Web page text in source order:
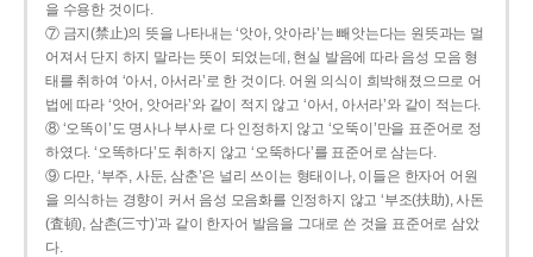
을 수용한 것이다.
⑦ 금지(禁止)의 뜻을 나타내는 ‘앗아, 앗아라’는 빼앗는다는 원뜻과는 멀
어져서 단지 하지 말라는 뜻이 되었는데, 현실 발음에 따라 음성 모음 형
태를 취하여 ‘아서, 아서라’로 한 것이다. 어원 의식이 희박해졌으므로 어
법에 따라 ‘앗어, 앗어라’와 같이 적지 않고 ‘아서, 아서라’와 같이 적는다.
⑧ ‘오똑이’도 명사나 부사로 다 인정하지 않고 ‘오뚝이’만을 표준어로 정
하였다. ‘오똑하다’도 취하지 않고 ‘오뚝하다’를 표준어로 삼는다.
⑨ 다만, ‘부주, 사둔, 삼춘’은 널리 쓰이는 형태이나, 이들은 한자어 어원
을 의식하는 경향이 커서 음성 모음화를 인정하지 않고 ‘부조(扶助), 사돈
(査頓), 삼촌(三寸)’과 같이 한자어 발음을 그대로 쓴 것을 표준어로 삼았
다.